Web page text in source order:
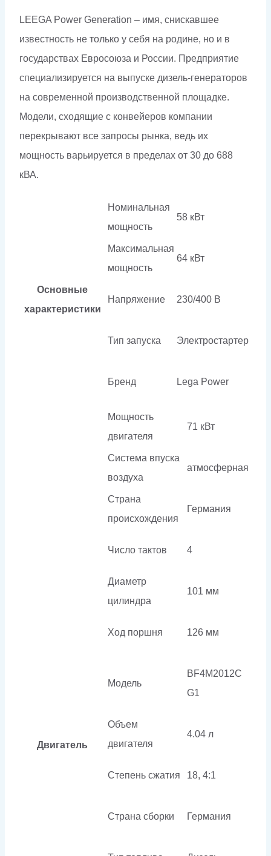
LEEGA Power Generation – имя, снискавшее
известность не только у себя на родине, но и в
государствах Евросоюза и России. Предприятие
специализируется на выпуске дизель-генераторов
на современной производственной площадке.
Модели, сходящие с конвейеров компании
перекрывают все запросы рынка, ведь их
мощность варьируется в пределах от 30 до 688
кВА.
Основные
характеристики
Номинальная
мощность
58 кВт
Максимальная
мощность
64 кВт
Напряжение 230/400 В
Тип запуска Электростартер
Бренд Lega Power
Двигатель
Мощность
двигателя
71 кВт
Система впуска
воздуха
атмосферная
Страна
происхождения
Германия
Число тактов 4
Диаметр
цилиндра
101 мм
Ход поршня 126 мм
Модель
BF4M2012C
G1
Объем
двигателя
4.04 л
Степень сжатия 18, 4:1
Страна сборки Германия